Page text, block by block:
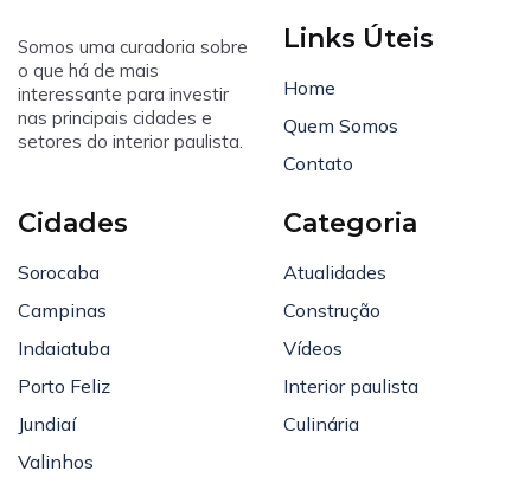
Somos uma curadoria sobre
o que há de mais
interessante para investir
nas principais cidades e
setores do interior paulista.
Links Úteis
Home
Quem Somos
Contato
Cidades
Sorocaba
Campinas
Indaiatuba
Porto Feliz
Jundiaí
Valinhos
Categoria
Atualidades
Construção
Vídeos
Interior paulista
Culinária